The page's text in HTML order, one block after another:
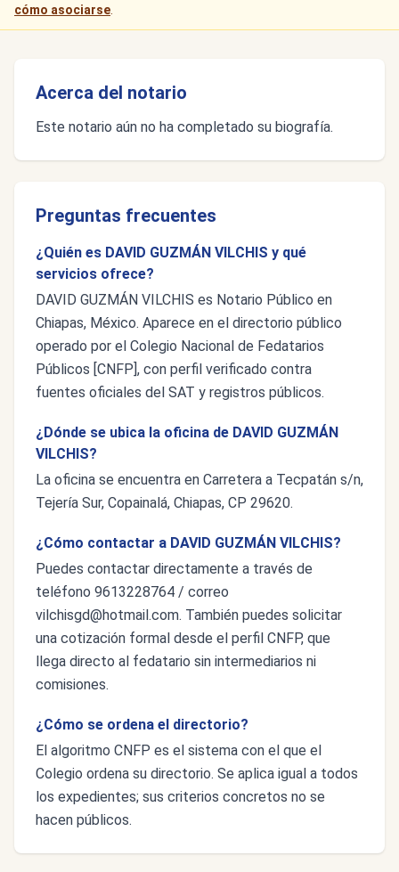
cómo asociarse
Acerca del notario
Este notario aún no ha completado su biografía.
Preguntas frecuentes
¿Quién es DAVID GUZMÁN VILCHIS y qué
servicios ofrece?
DAVID GUZMÁN VILCHIS es Notario Público en
Chiapas, México. Aparece en el directorio público
operado por el Colegio Nacional de Fedatarios
Públicos [CNFP], con perfil verificado contra
fuentes oficiales del SAT y registros públicos.
¿Dónde se ubica la oficina de DAVID GUZMÁN
VILCHIS?
La oficina se encuentra en Carretera a Tecpatán s/n,
Tejería Sur, Copainalá, Chiapas, CP 29620.
¿Cómo contactar a DAVID GUZMÁN VILCHIS?
Puedes contactar directamente a través de
teléfono 9613228764 / correo
vilchisgd@hotmail.com. También puedes solicitar
una cotización formal desde el perfil CNFP, que
llega directo al fedatario sin intermediarios ni
comisiones.
¿Cómo se ordena el directorio?
El algoritmo CNFP es el sistema con el que el
Colegio ordena su directorio. Se aplica igual a todos
los expedientes; sus criterios concretos no se
hacen públicos.